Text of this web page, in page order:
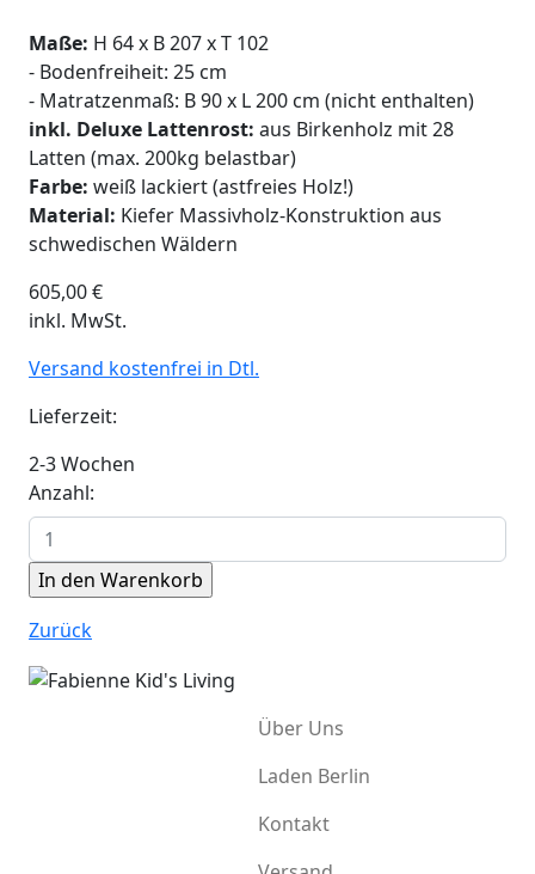
Maße: H 64 x B 207 x T 102
- Bodenfreiheit: 25 cm
- Matratzenmaß: B 90 x L 200 cm (nicht enthalten)
inkl. Deluxe Lattenrost: aus Birkenholz mit 28
Latten (max. 200kg belastbar)
Farbe: weiß lackiert (astfreies Holz!)
Material: Kiefer Massivholz-Konstruktion aus
schwedischen Wäldern
605,00€
inkl. MwSt.
Versand kostenfrei in Dtl.
Lieferzeit:
2-3 Wochen
Anzahl:
Zurück
Über Uns
Laden Berlin
Kontakt